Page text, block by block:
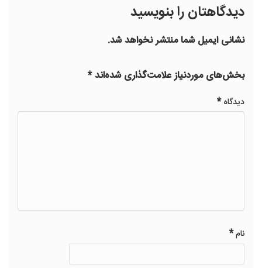
دیدگاهتان را بنویسید
نشانی ایمیل شما منتشر نخواهد شد.
بخش‌های موردنیاز علامت‌گذاری شده‌اند*
دیدگاه*
نام*